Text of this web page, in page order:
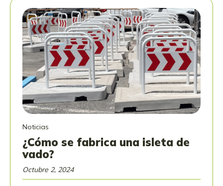
Noticias
¿Cómo se fabrica una isleta de
vado?
Octubre 2, 2024